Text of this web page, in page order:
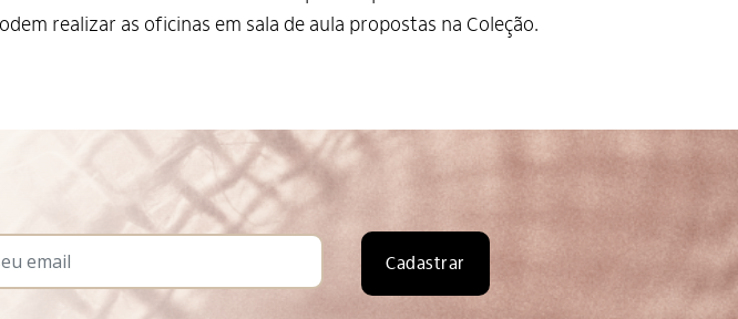
realizar as oficinas em sala de aula propostas na Coleção.
Cadastrar